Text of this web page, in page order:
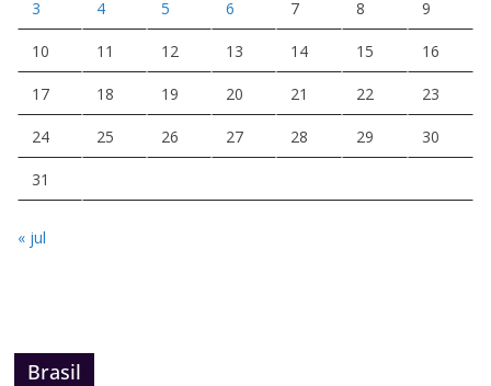
3 4 5 6 7 8 9
10 11 12 13 14 15 16
17 18 19 20 21 22 23
24 25 26 27 28 29 30
31
« jul
Brasil